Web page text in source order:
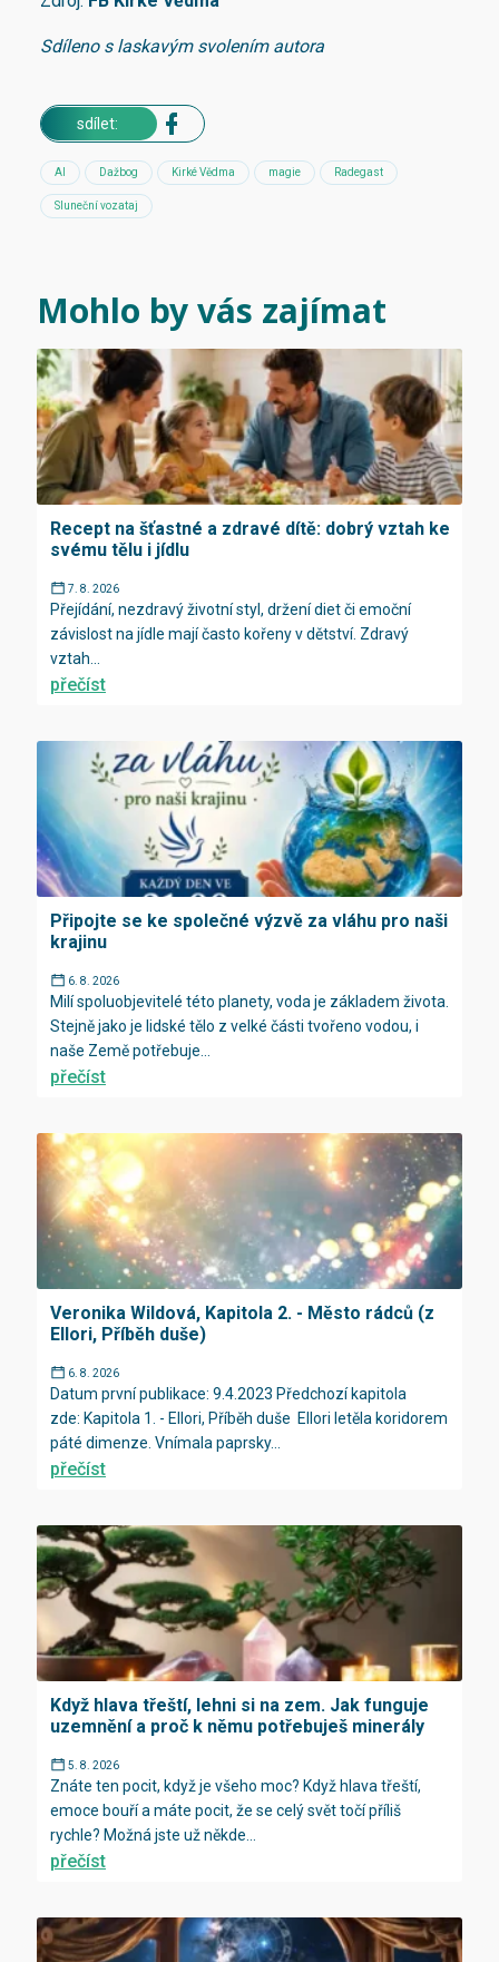
Sdíleno s laskavým svolením autora
sdílet:
AI Dažbog Kirké Vědma magie Radegast
Sluneční vozataj
Mohlo by vás zajímat
Recept na šťastné a zdravé dítě: dobrý vztah ke
svému tělu i jídlu
7. 8. 2026
Přejídání, nezdravý životní styl, držení diet či emoční
závislost na jídle mají často kořeny v dětství. Zdravý
vztah...
přečíst
Připojte se ke společné výzvě za vláhu pro naši
krajinu
6. 8. 2026
Milí spoluobjevitelé této planety, voda je základem života.
Stejně jako je lidské tělo z velké části tvořeno vodou, i
naše Země potřebuje...
přečíst
Veronika Wildová, Kapitola 2. - Město rádců (z
Ellori, Příběh duše)
6. 8. 2026
Datum první publikace: 9.4.2023 Předchozí kapitola
zde: Kapitola 1. - Ellori, Příběh duše Ellori letěla koridorem
páté dimenze. Vnímala paprsky...
přečíst
Když hlava třeští, lehni si na zem. Jak funguje
uzemnění a proč k němu potřebuješ minerály
5. 8. 2026
Znáte ten pocit, když je všeho moc? Když hlava třeští,
emoce bouří a máte pocit, že se celý svět točí příliš
rychle? Možná jste už někde...
přečíst